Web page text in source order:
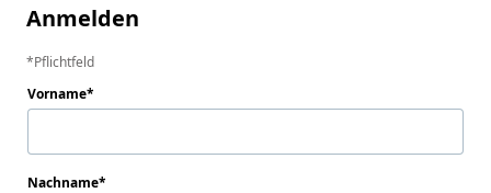
Anmelden
Pflichtfeld
Vorname
Nachname